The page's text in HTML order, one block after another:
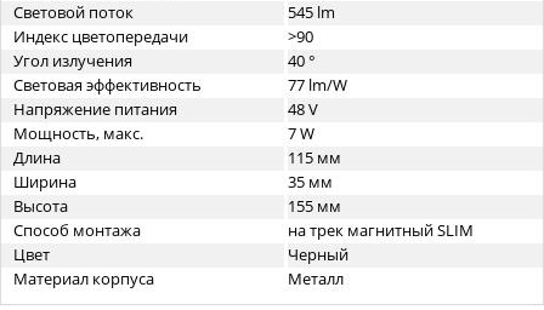
Световой поток
545 lm
Индекс цветопередачи
>90
Угол излучения
40 °
Световая эффективность
77 lm/W
Напряжение питания
48 V
Мощность, макс.
7 W
Длина
115 мм
Ширина
35 мм
Высота
155 мм
Способ монтажа
на трек магнитный SLIM
Цвет
Черный
Материал корпуса
Металл